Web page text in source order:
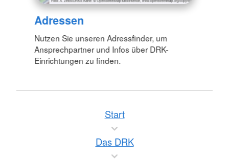
Adressen
Nutzen Sie unseren Adressfinder, um
Ansprechpartner und Infos über DRK-
Einrichtungen zu finden.
Start
Das DRK